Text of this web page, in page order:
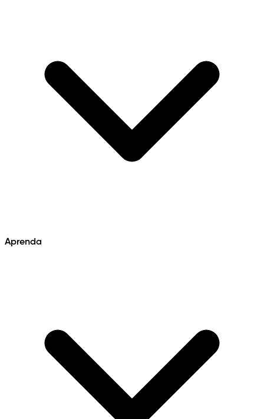
Aprenda